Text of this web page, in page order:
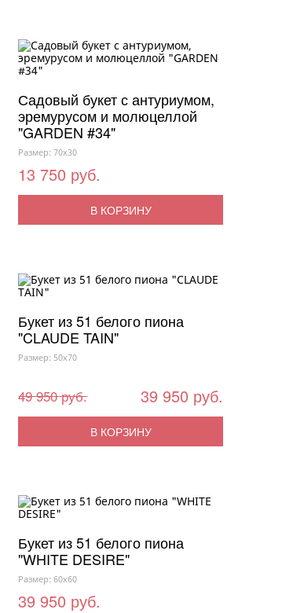
Садовый букет с антуриумом,
эремурусом и молюцеллой
"GARDEN #34"
Размер: 70x30
13 750 руб.
В КОРЗИНУ
Букет из 51 белого пиона
"CLAUDE TAIN"
Размер: 50x70
49 950 руб. 39 950 руб.
В КОРЗИНУ
Букет из 51 белого пиона
"WHITE DESIRE"
Размер: 60x60
39 950 руб.